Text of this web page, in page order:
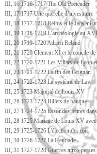
III, 16 1716-1717 The Old Pretender
III, 17 1717 Une querelle d’investiture
III, 18 1717-1718 Reims et le
III, 19 1718-1719 L’archéologie au
III, 20 1719-1720 Adrien Reland
III, 21 1720 Clément XI et le concile
III, 22 1720-1721 Les Villars de Lyon
III, 23 1721-1722 La fin des Grignan
III, 24 1722-1723 Le système de Law
III, 25 1723 Majorité de Louis XV
III, 26 1723-1724 Billets de banque
III, 27 1724-1725 Essor des lettres
III, 28 1725 Mariage de Louis XV
III, 29 1725-1726 L'élection des rois
III, 30 1726-1727 La Henriade
III, 31 1727-1728 Guerres turco-perses